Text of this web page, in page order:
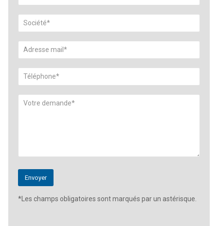
*Les champs obligatoires sont marqués par un astérisque.